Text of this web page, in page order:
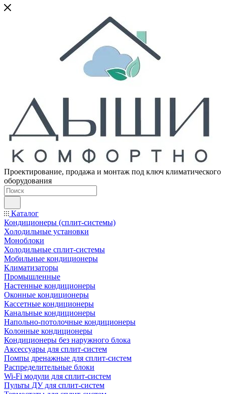
Проектирование, продажа и монтаж под ключ климатического
оборудования
Каталог
Кондиционеры (сплит-системы)
Холодильные установки
Моноблоки
Холодильные сплит-системы
Мобильные кондиционеры
Климатизаторы
Промышленные
Настенные кондиционеры
Оконные кондиционеры
Кассетные кондиционеры
Канальные кондиционеры
Напольно-потолочные кондиционеры
Колонные кондиционеры
Кондиционеры без наружного блока
Аксессуары для сплит-систем
Помпы дренажные для сплит-систем
Распределительные блоки
Wi-Fi модули для сплит-систем
Пульты ДУ для сплит-систем